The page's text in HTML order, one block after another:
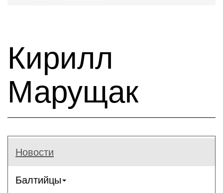
Кирилл
Марущак
Новости
Балтийцы